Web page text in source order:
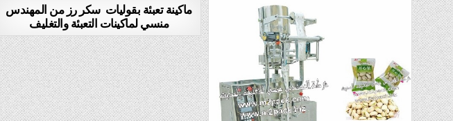
ماكينة تعبئة بقوليات سكر رز من المهندس
منسي لماكينات التعبئة والتغليف